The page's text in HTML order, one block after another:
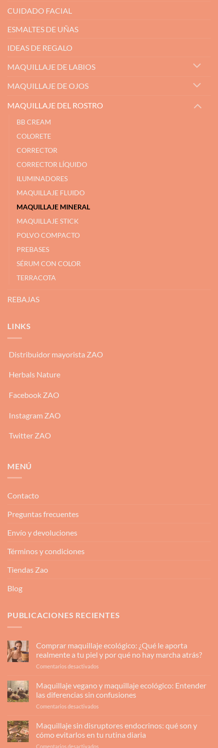
CUIDADO FACIAL
ESMALTES DE UÑAS
IDEAS DE REGALO
MAQUILLAJE DE LABIOS
MAQUILLAJE DE OJOS
MAQUILLAJE DEL ROSTRO
BB CREAM
COLORETE
CORRECTOR
CORRECTOR LÍQUIDO
ILUMINADORES
MAQUILLAJE FLUIDO
MAQUILLAJE MINERAL
MAQUILLAJE STICK
POLVO COMPACTO
PREBASES
SÉRUM CON COLOR
TERRACOTA
REBAJAS
LINKS
Distribuidor mayorista ZAO
Herbals Nature
Facebook ZAO
Instagram ZAO
Twitter ZAO
MENÚ
Contacto
Preguntas frecuentes
Envío y devoluciones
Términos y condiciones
Tiendas Zao
Blog
PUBLICACIONES RECIENTES
Comprar maquillaje ecológico: ¿Qué le aporta
realmente a tu piel y por qué no hay marcha atrás?
Comentarios desactivados
ecológico:
¿Qué
realmente
Maquillaje vegano y maquillaje ecológico: Entender
las diferencias sin confusiones
Comentarios desactivados
vegano
y
maquillaje
Maquillaje sin disruptores endocrinos: qué son y
cómo evitarlos en tu rutina diaria
Comentarios desactivados